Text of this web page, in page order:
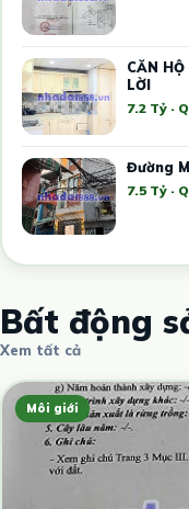
CĂN
LỜI
7.2 Tỷ ·
Đường
7.5 Tỷ ·
Bất động
Xem tất cả
Môi giới